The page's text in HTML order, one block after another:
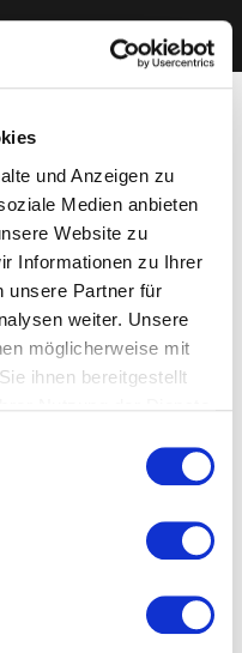
und Anzeigen zu
Medien anbieten
Website zu
Informationen zu Ihrer
unsere Partner für
weiter. Unsere
möglicherweise mit
ihnen bereitgestellt
weiterhin nutzen.